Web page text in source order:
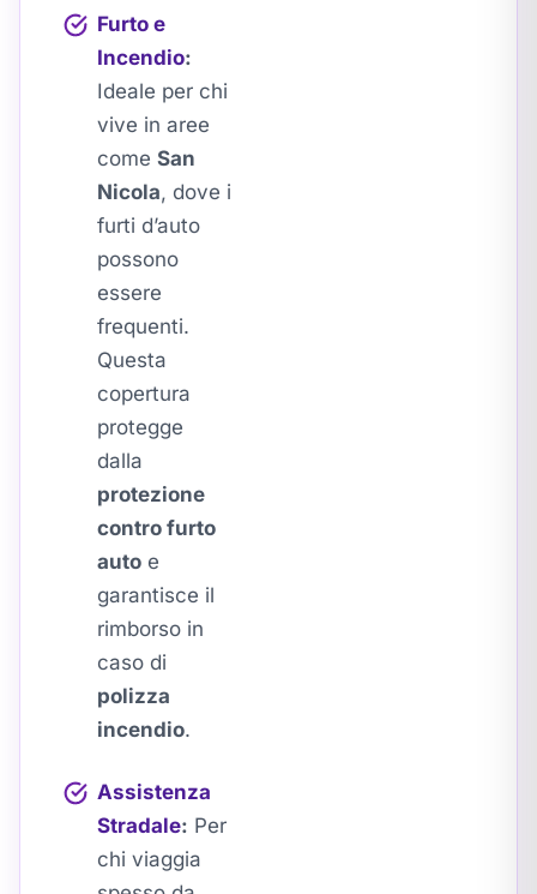
Furto e
Incendio:
Ideale per chi
vive in aree
come San
Nicola, dove i
furti d’auto
possono
essere
frequenti.
Questa
copertura
protegge
dalla
protezione
contro furto
auto e
garantisce il
rimborso in
caso di
polizza
incendio.
Assistenza
Stradale: Per
chi viaggia